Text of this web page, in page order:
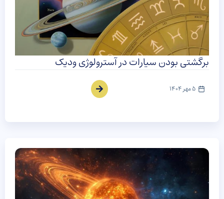
برگشتی بودن سیارات در آسترولوژی ودیک
5 مهر 1404